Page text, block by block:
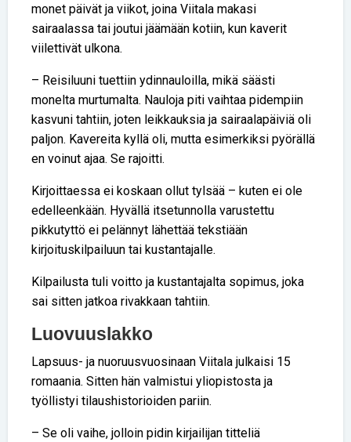
monet päivät ja viikot, joina Viitala makasi
sairaalassa tai joutui jäämään kotiin, kun kaverit
viilettivät ulkona.
– Reisiluuni tuettiin ydinnauloilla, mikä säästi
monelta murtumalta. Nauloja piti vaihtaa pidempiin
kasvuni tahtiin, joten leikkauksia ja sairaalapäiviä oli
paljon. Kavereita kyllä oli, mutta esimerkiksi pyörällä
en voinut ajaa. Se rajoitti.
Kirjoittaessa ei koskaan ollut tylsää – kuten ei ole
edelleenkään. Hyvällä itsetunnolla varustettu
pikkutyttö ei pelännyt lähettää tekstiään
kirjoituskilpailuun tai kustantajalle.
Kilpailusta tuli voitto ja kustantajalta sopimus, joka
sai sitten jatkoa rivakkaan tahtiin.
Luovuuslakko
Lapsuus- ja nuoruusvuosinaan Viitala julkaisi 15
romaania. Sitten hän valmistui yliopistosta ja
työllistyi tilaushistorioiden pariin.
– Se oli vaihe, jolloin pidin kirjailijan titteliä